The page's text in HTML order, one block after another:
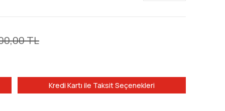
TL
Kredi Kartı ile Taksit Seçenekleri